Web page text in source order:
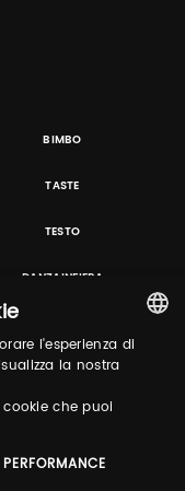
BIMBO
TASTE
TESTO
DANZAINFIERA
ITALIAN
l'esperienza di
la nostra
che puoi
PERFORMANCE